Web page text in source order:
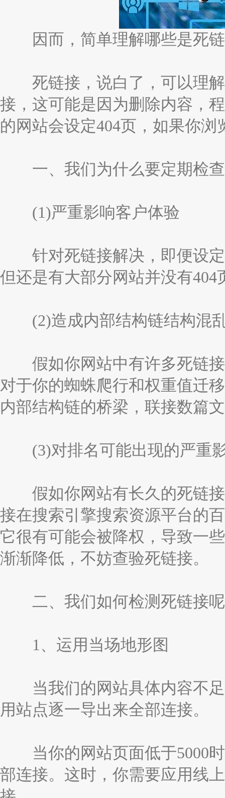
因而，简单理解哪些是死
死链接，说白了，可以理解
接，这可能是因为删除内容，
的网站会设定404页，如果你
一、我们为什么要定期检查
(1)严重影响客户体验
针对死链接解决，即便设定
但还是有大部分网站并没有
(2)造成内部结构链结构混
假如你网站中有许多死链接
对于你的蜘蛛爬行和权重值迁
内部结构链的桥梁，联接数篇
(3)对排名可能出现的严重
假如你网站有长久的死链接
接在搜索引擎搜索资源平台的
它很有可能会被降权，导致一
渐渐降低，不妨查验死链接。
二、我们如何检测死链接
1、运用当场地形图
当我们的网站具体内容不足
用站点逐一导出来全部连接。
当你的网站页面低于5000时
部连接。这时，你需要应用线